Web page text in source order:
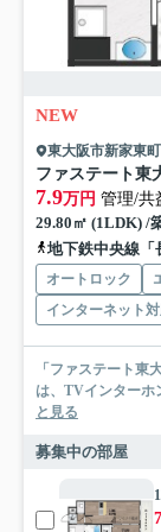
NEW
東大阪市新家東町
ファステート東
7.9万円 管理/共
29.80㎡ (1LDK) /
地下鉄中央線「
オートロック
インターネット
「ファステート東
は、TVインターホ
と見る
募集中の部屋